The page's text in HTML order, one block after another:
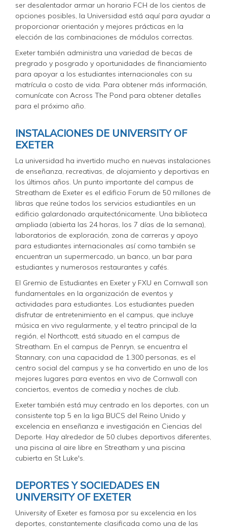
ser desalentador armar un horario FCH de los cientos de
opciones posibles, la Universidad está aquí para ayudar a
proporcionar orientación y mejores prácticas en la
elección de las combinaciones de módulos correctas.
Exeter también administra una variedad de becas de
pregrado y posgrado y oportunidades de financiamiento
para apoyar a los estudiantes internacionales con su
matrícula o costo de vida. Para obtener más información,
comunícate con Across The Pond para obtener detalles
para el próximo año.
INSTALACIONES DE UNIVERSITY OF
EXETER
La universidad ha invertido mucho en nuevas instalaciones
de enseñanza, recreativas, de alojamiento y deportivas en
los últimos años. Un punto importante del campus de
Streatham de Exeter es el edificio Forum de 50 millones de
libras que reúne todos los servicios estudiantiles en un
edificio galardonado arquitectónicamente. Una biblioteca
ampliada (abierta las 24 horas, los 7 días de la semana),
laboratorios de exploración, zona de carreras y apoyo
para estudiantes internacionales así como también se
encuentran un supermercado, un banco, un bar para
estudiantes y numerosos restaurantes y cafés.
El Gremio de Estudiantes en Exeter y FXU en Cornwall son
fundamentales en la organización de eventos y
actividades para estudiantes. Los estudiantes pueden
disfrutar de entretenimiento en el campus, que incluye
música en vivo regularmente, y el teatro principal de la
región, el Northcott, está situado en el campus de
Streatham. En el campus de Penryn, se encuentra el
Stannary, con una capacidad de 1.300 personas, es el
centro social del campus y se ha convertido en uno de los
mejores lugares para eventos en vivo de Cornwall con
conciertos, eventos de comedia y noches de club.
Exeter también está muy centrado en los deportes, con un
consistente top 5 en la liga BUCS del Reino Unido y
excelencia en enseñanza e investigación en Ciencias del
Deporte. Hay alrededor de 50 clubes deportivos diferentes,
una piscina al aire libre en Streatham y una piscina
cubierta en St Luke's.
DEPORTES Y SOCIEDADES EN
UNIVERSITY OF EXETER
University of Exeter es famosa por su excelencia en los
deportes, constantemente clasificada como una de las